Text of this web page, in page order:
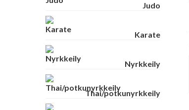
Judo
Karate
Nyrkkeily
Thai/potkunyrkkeily